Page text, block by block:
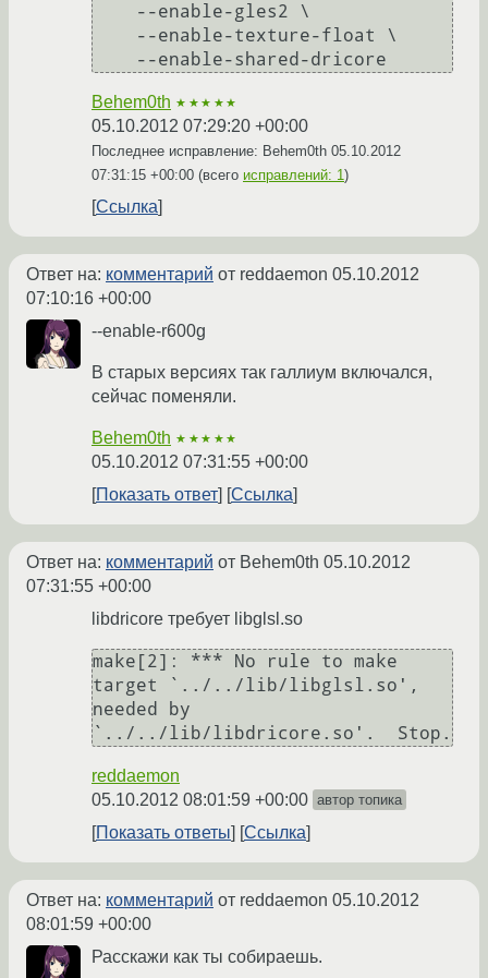
Behem0th ★★★★★
05.10.2012 07:29:20 +00:00
Последнее исправление: Behem0th 05.10.2012
07:31:15 +00:00 (всего исправлений: 1)
Ссылка
Ответ на: комментарий от reddaemon 05.10.2012
07:10:16 +00:00
--enable-r600g
В старых версиях так галлиум включался,
сейчас поменяли.
Behem0th ★★★★★
05.10.2012 07:31:55 +00:00
Показать ответ
Ссылка
Ответ на: комментарий от Behem0th 05.10.2012
07:31:55 +00:00
libdricore требует libglsl.so
make[2]: *** No rule to make
target `../../lib/libglsl.so',
needed by
reddaemon
05.10.2012 08:01:59 +00:00 автор топика
Показать ответы Ссылка
Ответ на: комментарий от reddaemon 05.10.2012
08:01:59 +00:00
Расскажи как ты собираешь.